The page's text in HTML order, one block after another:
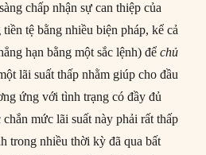
chấp nhận sự can thiệp của
tệ bằng nhiều biện pháp, kể cả
hạn bằng một sắc lệnh) đểchủ
lãi suất thấp nhằm giúp cho đầu
ứng với tình trạng có đầy đủ
mức lãi suất này phải rất thấp
trong nhiều thời kỳ đã qua bất